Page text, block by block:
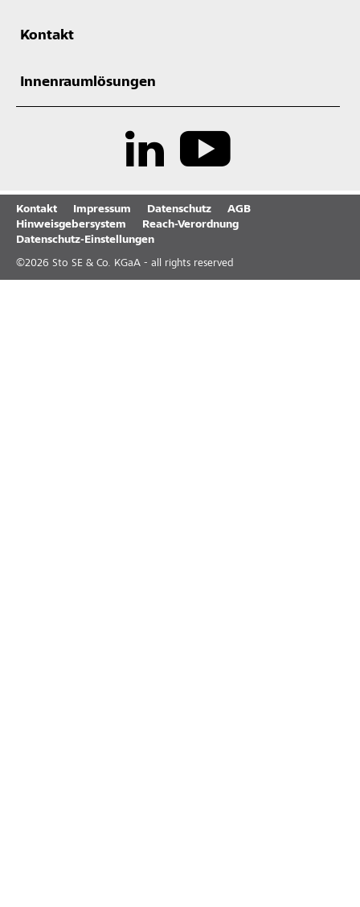
Kontakt
Innenraumlösungen
Kontakt Impressum Datenschutz
AGB
Hinweisgebersystem
Reach-Verordnung
Datenschutz-Einstellungen
©2026 Sto SE & Co. KGaA - all rights reserved